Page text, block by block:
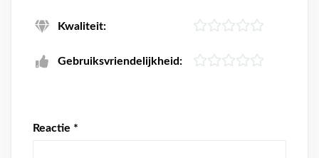
Kwaliteit:
Gebruiksvriendelijkheid:
Reactie *